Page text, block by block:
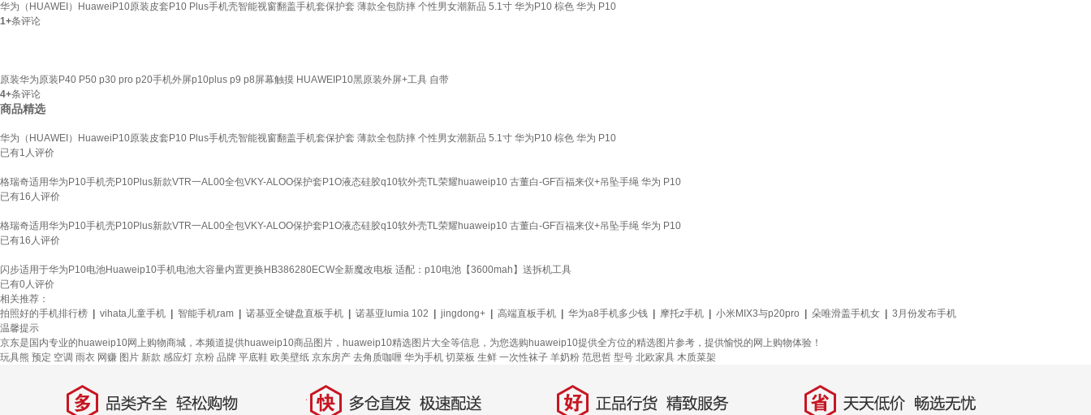
华为（HUAWEI）HuaweiP10原装皮套P10 Plus手机壳智能视窗翻盖手机套保护套 薄款全包防摔 个性男女潮新品 5.1寸 华为P10 棕色 华为 P10
1+条评论
原装华为原装P40 P50 p30 pro p20手机外屏p10plus p9 p8屏幕触摸 HUAWEIP10黑原装外屏+工具 自带
4+条评论
商品精选
华为（HUAWEI）HuaweiP10原装皮套P10 Plus手机壳智能视窗翻盖手机套保护套 薄款全包防摔 个性男女潮新品 5.1寸 华为P10 棕色 华为 P10
已有1 人评价
格瑞奇适用华为P10手机壳P10Plus新款VTR一AL00全包VKY-ALOO保护套P1O液态硅胶q10软外壳TL荣耀huaweip10 古董白-GF百福来仪+吊坠手绳 华为 P10
已有16 人评价
格瑞奇适用华为P10手机壳P10Plus新款VTR一AL00全包VKY-ALOO保护套P1O液态硅胶q10软外壳TL荣耀huaweip10 古董白-GF百福来仪+吊坠手绳 华为 P10
已有16 人评价
闪步适用于华为P10电池Huaweip10手机电池大容量内置更换HB386280ECW全新魔改电板 适配：p10电池【3600mah】送拆机工具
已有0人评价
相关推荐：
拍照好的手机排行榜
vihata儿童手机 智能手机ram 诺基亚全键盘直板手机 诺基亚lumia 102 jingdong+ 高端直板手机 华为a8手机多少钱 摩托z手机 小米MIX3与p20pro 朵唯滑盖手机女
3月份发布手机
温馨提示
京东是国内专业的huaweip10网上购物商城，本频道提供huaweip10商品图片，huaweip10精选图片大全等信息，为您选购huaweip10提供全方位的精选图片参考，提供愉悦的网上购物体验！
玩具熊 预定 空调 雨衣 网赚 图片 新款 感应灯 京粉 品牌 平底鞋 欧美壁纸 京东房产 去角质咖喱 华为手机 切菜板 生鲜 一次性袜子 羊奶粉 范思哲 型号 北欧家具 木质菜架
多 品类齐全，轻松购物 快 多仓直发，极速配送 好 正品行货，精致服务 省 天天低价，畅选无忧